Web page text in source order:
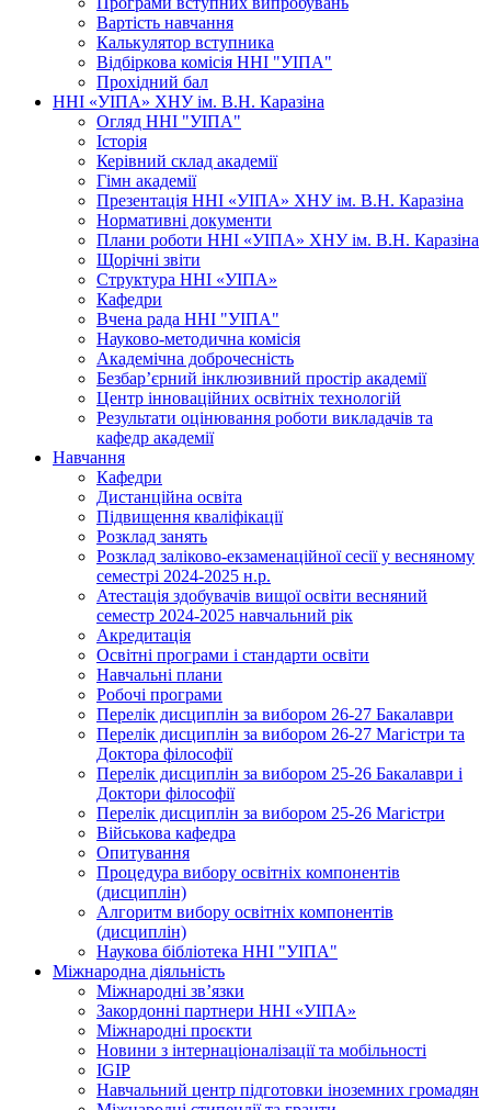
Вартість навчання
Калькулятор вступника
Відбіркова комісія ННІ "УІПА"
Прохідний бал
ННІ «УІПА» ХНУ ім. В.Н. Каразіна
Огляд ННІ "УІПА"
Історія
Керівний склад академії
Гімн академії
Презентація ННІ «УІПА» ХНУ ім. В.Н. Каразіна
Нормативні документи
Плани роботи ННІ «УІПА» ХНУ ім. В.Н. Каразіна
Щорічні звіти
Структура ННІ «УІПА»
Кафедри
Вчена рада ННІ "УІПА"
Науково-методична комісія
Академічна доброчесність
Безбар’єрний інклюзивний простір академії
Центр інноваційних освітніх технологій
Результати оцінювання роботи викладачів та
кафедр академії
Навчання
Кафедри
Дистанційна освіта
Підвищення кваліфікації
Розклад занять
Розклад заліково-екзаменаційної сесії у весняному
семестрі 2024-2025 н.р.
Атестація здобувачів вищої освіти весняний
семестр 2024-2025 навчальний рік
Акредитація
Освітні програми і стандарти освіти
Навчальні плани
Робочі програми
Перелік дисциплін за вибором 26-27 Бакалаври
Перелік дисциплін за вибором 26-27 Магістри та
Доктора філософії
Перелік дисциплін за вибором 25-26 Бакалаври і
Доктори філософії
Перелік дисциплін за вибором 25-26 Магістри
Військова кафедра
Опитування
Процедура вибору освітніх компонентів
(дисциплін)
Алгоритм вибору освітніх компонентів
(дисциплін)
Наукова бібліотека ННІ "УІПА"
Міжнародна діяльність
Міжнародні зв’язки
Закордонні партнери ННІ «УІПА»
Міжнародні проєкти
Новини з інтернаціоналізації та мобільності
IGIP
Навчальний центр підготовки іноземних громадян